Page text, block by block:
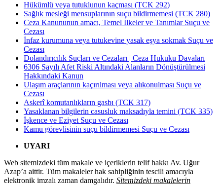
Hükümlü veya tutuklunun kaçması (TCK 292)
Sağlık mesleği mensuplarının suçu bildirmemesi (TCK 280)
Ceza Kanununun amacı, Temel İlkeler ve Tanımlar Suçu ve
Cezası
İnfaz kurumuna veya tutukevine yasak eşya sokmak Suçu ve
Cezası
Dolandırıcılık Suçları ve Cezaları | Ceza Hukuku Davaları
6306 Sayılı Afet Riski Altındaki Alanların Dönüştürülmesi
Hakkındaki Kanun
Ulaşım araçlarının kaçırılması veya alıkonulması Suçu ve
Cezası
Askerî komutanlıkların gasbı (TCK 317)
Yasaklanan bilgilerin casusluk maksadıyla temini (TCK 335)
İşkence ve Eziyet Suçu ve Cezası
Kamu görevlisinin suçu bildirmemesi Suçu ve Cezası
UYARI
Web sitemizdeki tüm makale ve içeriklerin telif hakkı Av. Uğur
Azap’a aittir. Tüm makaleler hak sahipliğinin tescili amacıyla
elektronik imzalı zaman damgalıdır. Sitemizdeki makalelerin